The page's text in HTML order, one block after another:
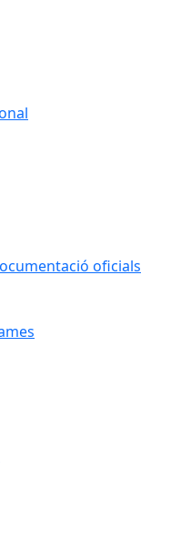
oficials